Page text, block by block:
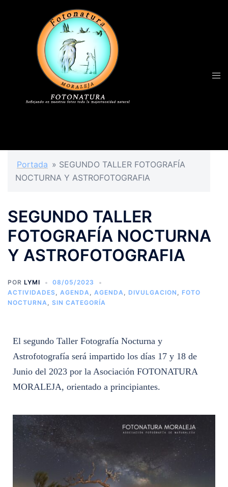
Portada » SEGUNDO TALLER FOTOGRAFÍA
NOCTURNA Y ASTROFOTOGRAFIA
SEGUNDO TALLER
FOTOGRAFÍA NOCTURNA
Y ASTROFOTOGRAFIA
POR LYMI
08/05/2023
ACTIVIDADES, AGENDA, AGENDA, DIVULGACION , FOTO
NOCTURNA, SIN CATEGORÍA
El segundo Taller Fotografía Nocturna y
Astrofotografía será impartido los días 17 y 18 de
Junio del 2023 por la Asociación FOTONATURA
MORALEJA, orientado a principiantes.